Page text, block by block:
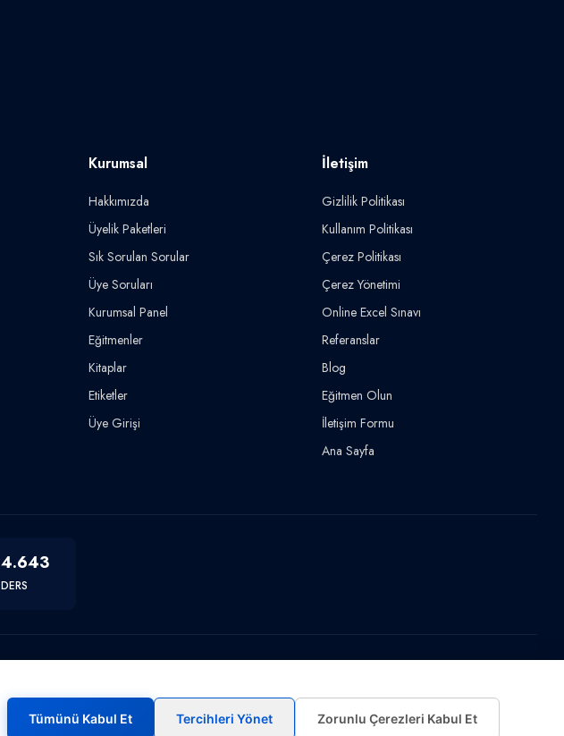
Kurumsal
Hakkımızda
Üyelik Paketleri
Sık Sorulan Sorular
Üye Soruları
Kurumsal Panel
Eğitmenler
Kitaplar
Etiketler
Üye Girişi
İletişim
Gizlilik Politikası
Kullanım Politikası
Çerez Politikası
Çerez Yönetimi
Online Excel Sınavı
Referanslar
Blog
Eğitmen Olun
İletişim Formu
Ana Sayfa
4.643
DERS
Tümünü Kabul Et Tercihleri Yönet Zorunlu Çerezleri Kabul Et